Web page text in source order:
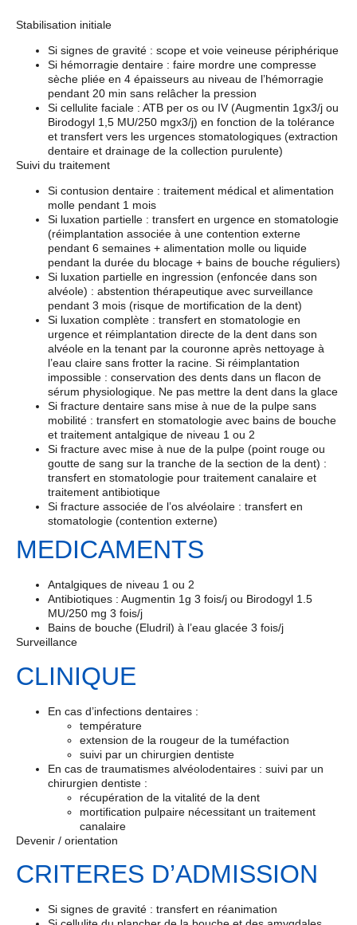
Stabilisation initiale
Si signes de gravité : scope et voie veineuse périphérique
Si hémorragie dentaire : faire mordre une compresse
sèche pliée en 4 épaisseurs au niveau de l’hémorragie
pendant 20 min sans relâcher la pression
Si cellulite faciale : ATB per os ou IV (Augmentin 1gx3/j ou
Birodogyl 1,5 MU/250 mgx3/j) en fonction de la tolérance
et transfert vers les urgences stomatologiques (extraction
dentaire et drainage de la collection purulente)
Suivi du traitement
Si contusion dentaire : traitement médical et alimentation
molle pendant 1 mois
Si luxation partielle : transfert en urgence en stomatologie
(réimplantation associée à une contention externe
pendant 6 semaines + alimentation molle ou liquide
pendant la durée du blocage + bains de bouche réguliers)
Si luxation partielle en ingression (enfoncée dans son
alvéole) : abstention thérapeutique avec surveillance
pendant 3 mois (risque de mortification de la dent)
Si luxation complète : transfert en stomatologie en
urgence et réimplantation directe de la dent dans son
alvéole en la tenant par la couronne après nettoyage à
l’eau claire sans frotter la racine. Si réimplantation
impossible : conservation des dents dans un flacon de
sérum physiologique. Ne pas mettre la dent dans la glace
Si fracture dentaire sans mise à nue de la pulpe sans
mobilité : transfert en stomatologie avec bains de bouche
et traitement antalgique de niveau 1 ou 2
Si fracture avec mise à nue de la pulpe (point rouge ou
goutte de sang sur la tranche de la section de la dent) :
transfert en stomatologie pour traitement canalaire et
traitement antibiotique
Si fracture associée de l’os alvéolaire : transfert en
stomatologie (contention externe)
MEDICAMENTS
Antalgiques de niveau 1 ou 2
Antibiotiques : Augmentin 1g 3 fois/j ou Birodogyl 1.5
MU/250 mg 3 fois/j
Bains de bouche (Eludril) à l’eau glacée 3 fois/j
Surveillance
CLINIQUE
En cas d’infections dentaires :
température
extension de la rougeur de la tuméfaction
suivi par un chirurgien dentiste
En cas de traumatismes alvéolodentaires : suivi par un
chirurgien dentiste :
récupération de la vitalité de la dent
mortification pulpaire nécessitant un traitement
canalaire
Devenir / orientation
CRITERES D’ADMISSION
Si signes de gravité : transfert en réanimation